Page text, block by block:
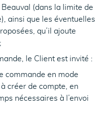
(dans la limite de
ainsi que les éventuelles
qu’il ajoute
le Client est invité :
commande en mode
créer de compte, en
nécessaires à l’envoi